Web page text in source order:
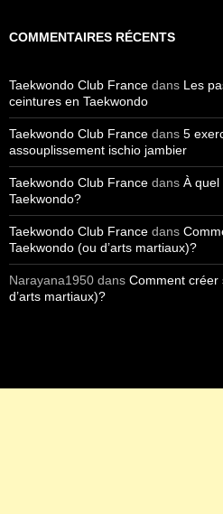
COMMENTAIRES RÉCENTS
Taekwondo Club France dans Les
ceintures en Taekwondo
Taekwondo Club France dans 5
assouplissement ischio jambier
Taekwondo Club France dans À quel
Taekwondo?
Taekwondo Club France dans
Taekwondo (ou d’arts martiaux)?
Narayana1950 dans Comment créer
d’arts martiaux)?